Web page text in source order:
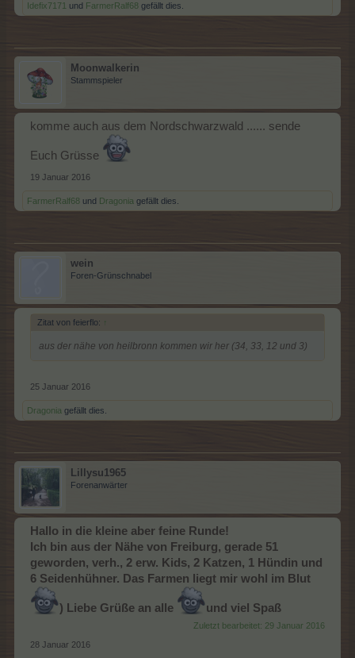
Idefix7171 und FarmerRalf68 gefällt dies.
Moonwalkerin
Stammspieler
komme auch aus dem Nordschwarzwald ...... sende
Euch Grüsse
19 Januar 2016
FarmerRalf68 und Dragonia gefällt dies.
wein
Foren-Grünschnabel
Zitat von feierflo: ↑
aus der nähe von heilbronn kommen wir her (34, 33, 12 und 3)
25 Januar 2016
Dragonia gefällt dies.
Lillysu1965
Forenanwärter
Hallo in die kleine aber feine Runde!
Ich bin aus der Nähe von Freiburg, gerade 51
geworden, verh., 2 erw. Kids, 2 Katzen, 1 Hündin und
6 Seidenhühner. Das Farmen liegt mir wohl im Blut
) Liebe Grüße an alle und viel Spaß
Zuletzt bearbeitet: 29 Januar 2016
28 Januar 2016